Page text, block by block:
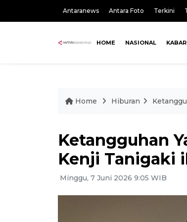
Antaranews Antara Foto Terkini
HOME NASIONAL
Home Hiburan
Ketangguhan
Kenji Tanigaki
Minggu, 7 Juni 2026 9:05 WIB